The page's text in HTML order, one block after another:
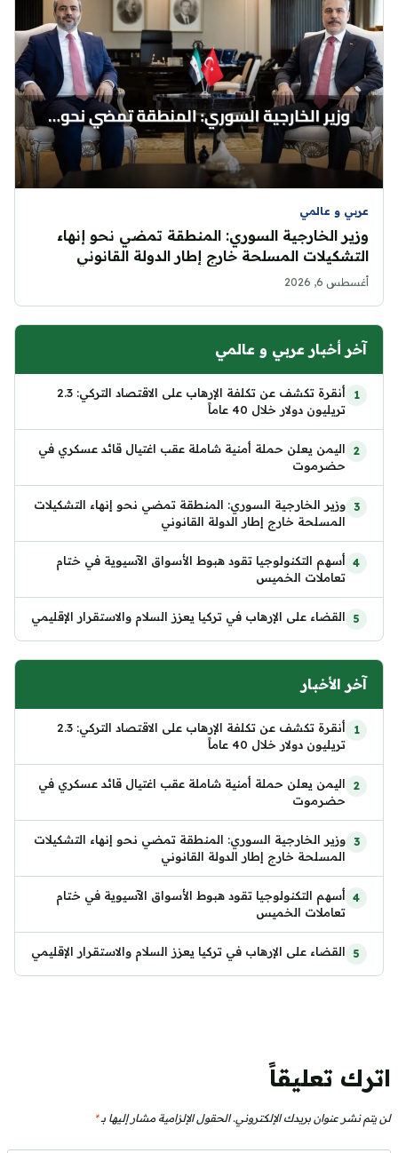
عربي و عالمي
وزير الخارجية السوري: المنطقة تمضي نحو إنهاء
التشكيلات المسلحة خارج إطار الدولة القانوني
أغسطس 6, 2026
آخر أخبار عربي و عالمي
أنقرة تكشف عن تكلفة الإرهاب على الاقتصاد التركي: 2.3
تريليون دولار خلال 40 عاماً
اليمن يعلن حملة أمنية شاملة عقب اغتيال قائد عسكري في
حضرموت
وزير الخارجية السوري: المنطقة تمضي نحو إنهاء التشكيلات
المسلحة خارج إطار الدولة القانوني
أسهم التكنولوجيا تقود هبوط الأسواق الآسيوية في ختام
تعاملات الخميس
القضاء على الإرهاب في تركيا يعزز السلام والاستقرار الإقليمي
آخر الأخبار
أنقرة تكشف عن تكلفة الإرهاب على الاقتصاد التركي: 2.3
تريليون دولار خلال 40 عاماً
اليمن يعلن حملة أمنية شاملة عقب اغتيال قائد عسكري في
حضرموت
وزير الخارجية السوري: المنطقة تمضي نحو إنهاء التشكيلات
المسلحة خارج إطار الدولة القانوني
أسهم التكنولوجيا تقود هبوط الأسواق الآسيوية في ختام
تعاملات الخميس
القضاء على الإرهاب في تركيا يعزز السلام والاستقرار الإقليمي
اترك تعليقاً
لن يتم نشر عنوان بريدك الإلكتروني. الحقول الإلزامية مشار إليها بـ*